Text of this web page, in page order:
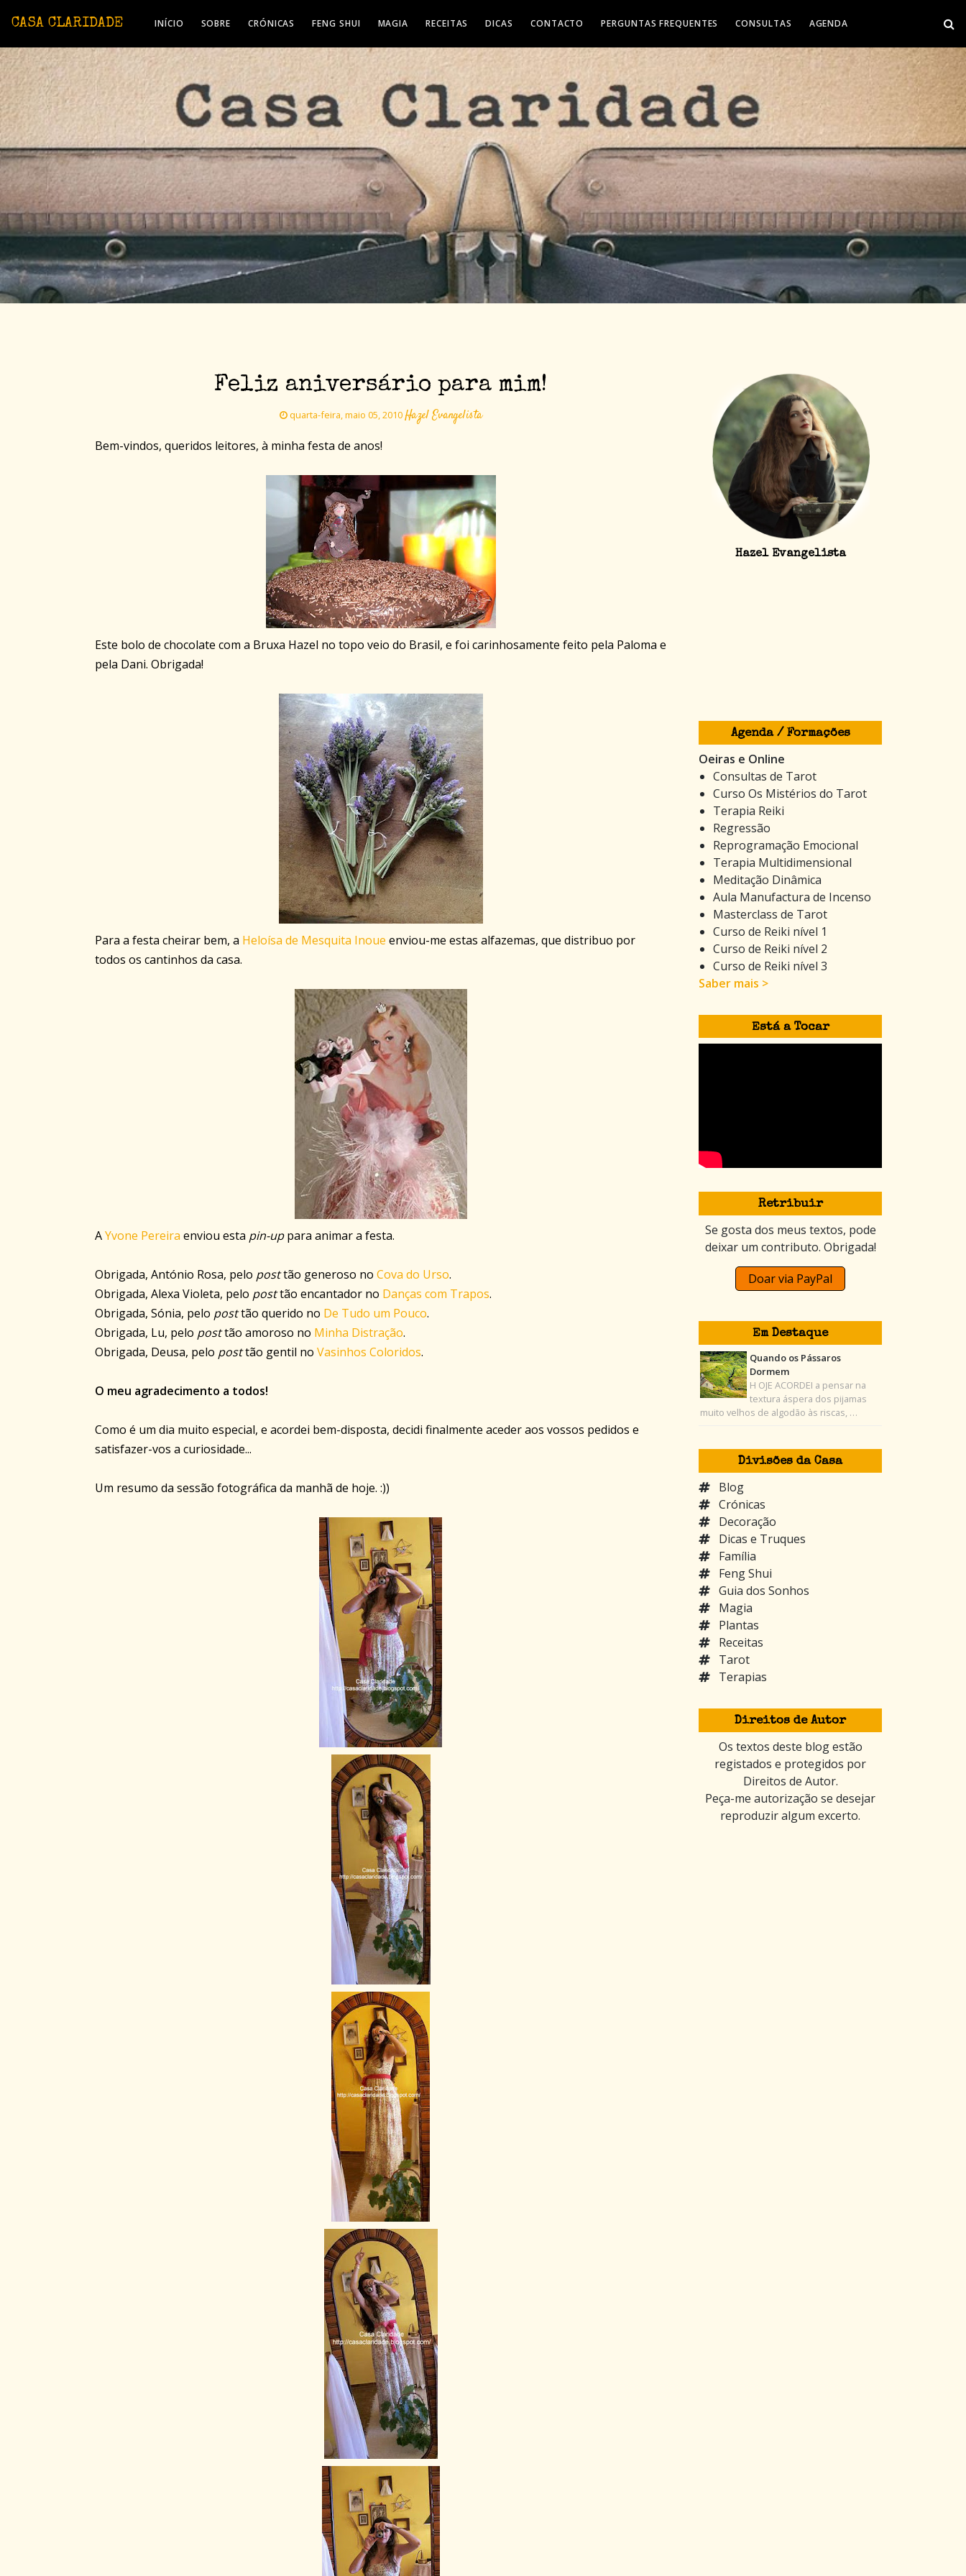
CASA CLARIDADE INÍCIO SOBRE CRÓNICAS FENG SHUI MAGIA RECEITAS DICAS CONTACTO PERGUNTAS FREQUENTES CONSULTAS AGENDA
Feliz aniversário para mim!
quarta-feira, maio 05, 2010Hazel Evangelista
Bem-vindos, queridos leitores, à minha festa de anos!
Este bolo de chocolate com a Bruxa Hazel no topo veio do Brasil, e foi carinhosamente feito pela Paloma e
pela Dani. Obrigada!
Para a festa cheirar bem, a Heloísa de Mesquita Inoue enviou-me estas alfazemas, que distribuo por
todos os cantinhos da casa.
AYvone Pereira enviou esta pin-uppara animar a festa.
Obrigada, António Rosa, pelo posttão generoso no Cova do Urso.
Obrigada, Alexa Violeta, pelo posttão encantador no Danças com Trapos.
Obrigada, Sónia, pelo posttão querido no De Tudo um Pouco.
Obrigada, Lu, pelo posttão amoroso no Minha Distração.
Obrigada, Deusa, pelo posttão gentil no Vasinhos Coloridos.
O meu agradecimento a todos!
Como é um dia muito especial, e acordei bem-disposta, decidi finalmente aceder aos vossos pedidos e
satisfazer-vos a curiosidade...
Um resumo da sessão fotográfica da manhã de hoje. :))
Hazel Evangelista
Agenda / Formações
Oeiras e Online
Consultas de Tarot
Curso Os Mistérios do Tarot
Terapia Reiki
Regressão
Reprogramação Emocional
Terapia Multidimensional
Meditação Dinâmica
Aula Manufactura de Incenso
Masterclass de Tarot
Curso de Reiki nível 1
Curso de Reiki nível 2
Curso de Reiki nível 3
Saber mais >
Está a Tocar
Retribuir
Se gosta dos meus textos, pode
deixar um contributo. Obrigada!
Doar via PayPal
Em Destaque
Quando os Pássaros
Dormem
H OJE ACORDEI a pensar na
textura áspera dos pijamas
muito velhos de algodão às riscas, …
Divisões da Casa
Blog
Crónicas
Decoração
Dicas e Truques
Família
Feng Shui
Guia dos Sonhos
Magia
Plantas
Receitas
Tarot
Terapias
Direitos de Autor
Os textos deste blog estão
registados e protegidos por
Direitos de Autor.
Peça-me autorização se desejar
reproduzir algum excerto.